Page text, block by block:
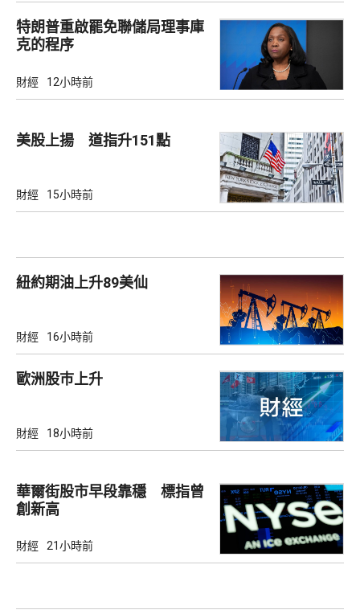
特朗普重啟罷免聯儲局理事庫
克的程序
財經 12小時前
美股上揚 道指升151點
財經 15小時前
紐約期油上升89美仙
財經 16小時前
歐洲股巿上升
財經 18小時前
華爾街股市早段靠穩 標指曾
創新高
財經 21小時前